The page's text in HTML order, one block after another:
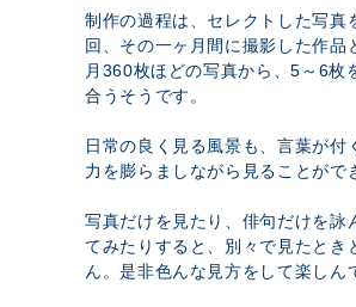
制作の過程は、セレクトした写真
回、その一ヶ月間に撮影した作
月360枚ほどの写真から、5～6
合うそうです。
日常の良く見る風景も、言葉が
力を膨らましながら見ることがで
写真だけを見たり、俳句だけを詠
てみたりすると、別々で見たと
ん。是非色んな見方をして楽しん